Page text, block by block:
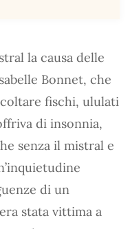
la causa delle
Bonnet, che
fischi, ululati
di insonnia,
senza il mistral e
di un
stata vittima a